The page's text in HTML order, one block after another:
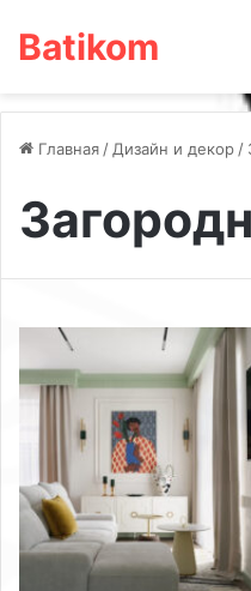
Batikom
Главная / Дизайн и декор /